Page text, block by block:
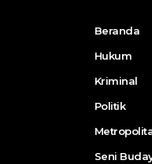
Beranda
Hukum
Kriminal
Politik
Seni